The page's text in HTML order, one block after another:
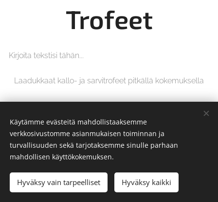
Trofeet
Kirjoita tekstisi tähän...
Laadukkaat kallo- ja sarvitrofeet pitkällä kokemuksella
Tmi Ilkka Seikku
Evästeet
Käytämme evästeitä mahdollistaaksemme
verkkosivustomme asianmukaisen toiminnan ja
turvallisuuden sekä tarjotaksemme sinulle parhaan
mahdollisen käyttökokemuksen.
Hyväksy vain tarpeelliset Hyväksy kaikki